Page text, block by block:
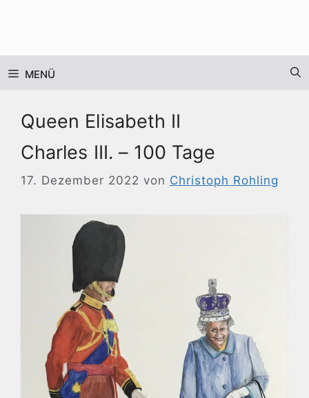
MENÜ
Queen Elisabeth II
Charles III. – 100 Tage
17. Dezember 2022 von Christoph Rohling